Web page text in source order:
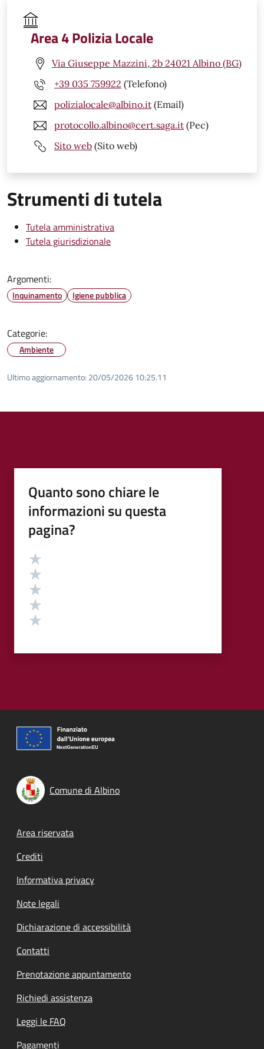
Area 4 Polizia Locale
Via Giuseppe Mazzini, 2b 24021 Albino (BG)
+39 035 759922 (Telefono)
polizialocale@albino.it (Email)
protocollo.albino@cert.saga.it (Pec)
Sito web (Sito web)
Strumenti di tutela
Tutela amministrativa
Tutela giurisdizionale
Argomenti:
Inquinamento Igiene pubblica
Categorie:
Ambiente
Ultimo aggiornamento: 20/05/2026 10:25.11
Quanto sono chiare le
informazioni su questa
pagina?
Valutazione
Comune di Albino
Footer menu
Area riservata
Crediti
Informativa privacy
Note legali
Dichiarazione di accessibilità
Contatti
Prenotazione appuntamento
Richiedi assistenza
Leggi le FAQ
Pagamenti